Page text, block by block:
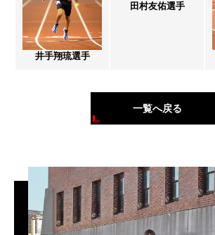
井手翔琉選手
田村友佑選手
一覧へ戻る